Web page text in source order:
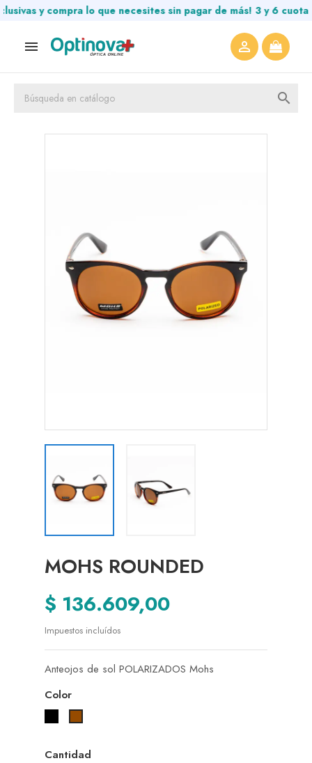
y compra lo que necesites sin pagar de más! 3 y 6 cuotas sin
 

MOHS ROUNDED
$ 136.609,00
Impuestos incluídos
Anteojos de sol POLARIZADOS Mohs
Color
Cantidad